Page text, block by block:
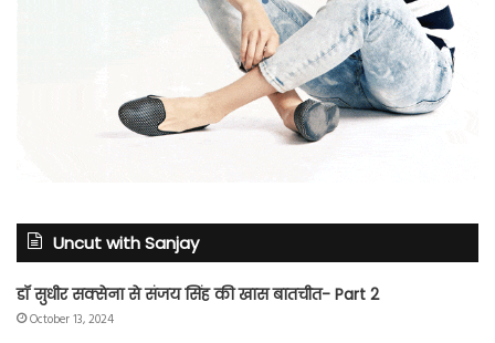
Uncut with Sanjay
डॉ सुधीर सक्सेना से संजय सिंह की खास बातचीत- Part 2
October 13, 2024